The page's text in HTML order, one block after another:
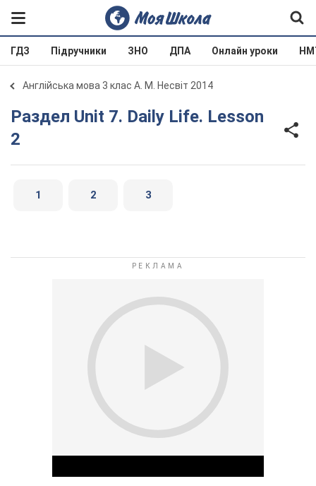
ГДЗ Підручники ЗНО ДПА Онлайн уроки
Англійська мова 3 клас А. М. Несвіт 2014
Раздел Unit 7. Daily Life. Lesson
2
1 2 3